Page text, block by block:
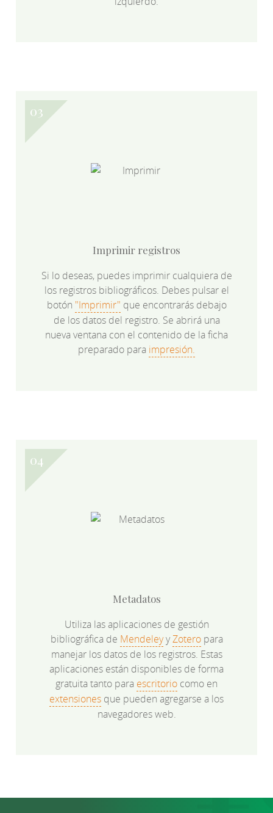
Imprimir registros
Si lo deseas, puedes imprimir cualquiera de
los registros bibliográficos. Debes pulsar el
botón "Imprimir" que encontrarás debajo
de los datos del registro. Se abrirá una
nueva ventana con el contenido de la ficha
preparado para impresión.
Metadatos
Utiliza las aplicaciones de gestión
bibliográfica de MendeleyyZoteropara
manejar los datos de los registros. Estas
aplicaciones están disponibles de forma
gratuita tanto para escritorio como en
extensiones que pueden agregarse a los
navegadores web.